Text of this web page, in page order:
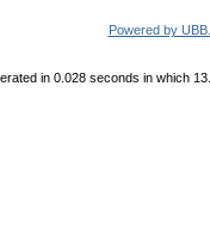
Powered by
in 0.028 seconds in which